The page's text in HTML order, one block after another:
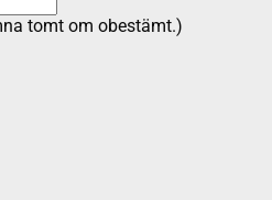
tomt om obestämt.)